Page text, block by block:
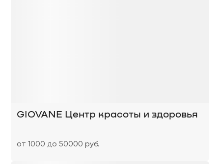
GIOVANE Центр красоты и здоровья
от 1000 до 50000 руб.